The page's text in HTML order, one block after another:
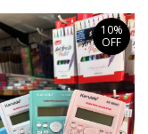
10%
OFF